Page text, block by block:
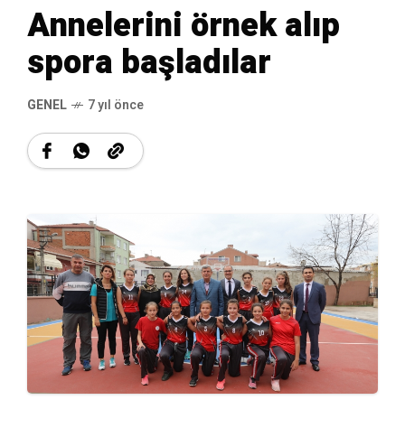
Annelerini örnek alıp
spora başladılar
GENEL 7 yıl önce